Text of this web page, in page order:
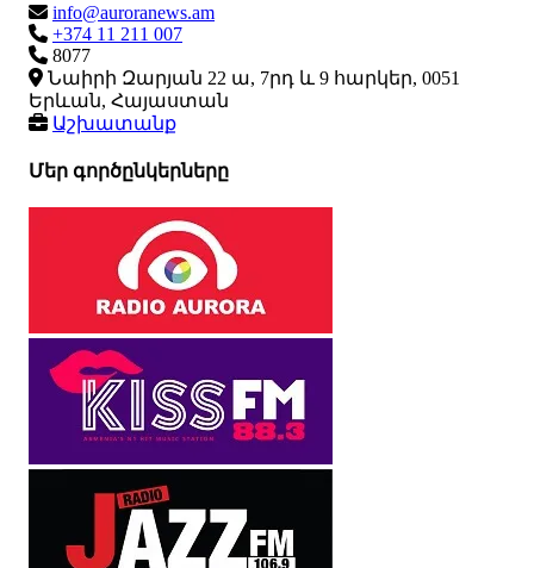
info@auroranews.am
+374 11 211 007
8077
Նաիրի Զարյան 22 ա, 7րդ և 9 հարկեր, 0051
Երևան, Հայաստան
Աշխատանք
Մեր գործընկերները